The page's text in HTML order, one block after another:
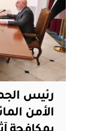
رئيس
الأمن